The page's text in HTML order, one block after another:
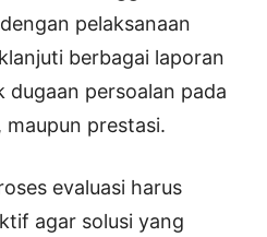
pelaksanaan
berbagai laporan
dugaan persoalan pada
maupun prestasi.
evaluasi harus
agar solusi yang